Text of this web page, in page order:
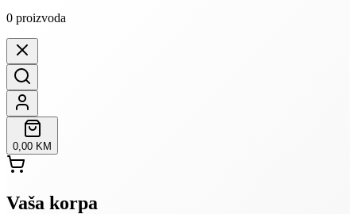
0 proizvoda
0,00 KM
Vaša korpa